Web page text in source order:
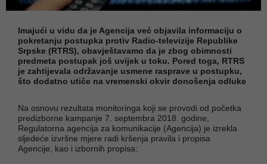
Imajući u vidu da je Agencija već objavila informaciju o
pokretanju postupka protiv Radio-televizije Republike
Srpske (RTRS), obavještavamo da je zbog obimnosti
predmeta postupak još uvijek u toku. Pored toga, RTRS
je zahtijevala održavanje usmene rasprave u postupku,
što dodatno utiče na vremenski okvir donošenja odluke
Na osnovu rezultata monitoringa koji se provodi od početka
predizborne kampanje 7. septembra 2018. godine,
Regulatorna agencija za komunikacije (Agencija) je izrekla
sljedeće izvršne mjere radi kršenja pravila i propisa
Agencije, kao i izbornih propisa: